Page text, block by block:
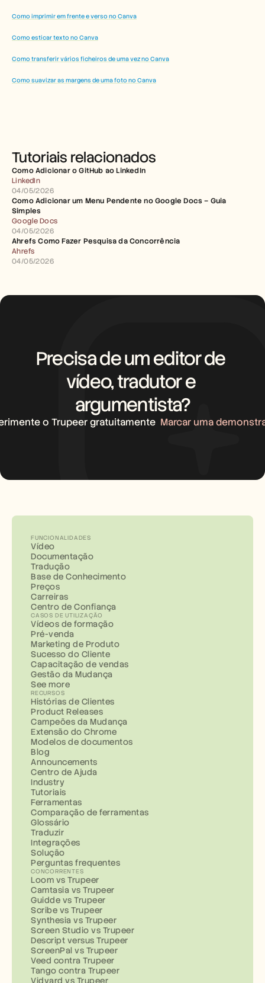
Como imprimir em frente e verso no Canva
Como esticar texto no Canva
Como transferir vários ficheiros de uma vez no Canva
Como suavizar as margens de uma foto no Canva
Tutoriais relacionados
Como Adicionar o GitHub ao LinkedIn
LinkedIn
04/05/2026
Como Adicionar um Menu Pendente no Google Docs – Guia
Simples
Google Docs
04/05/2026
Ahrefs Como Fazer Pesquisa da Concorrência
Ahrefs
04/05/2026
Precisa de um editor de
vídeo, tradutor e
argumentista?
o Trupeer gratuitamente Marcar uma
FUNCIONALIDADES
Vídeo
Documentação
Tradução
Base de Conhecimento
Preços
Carreiras
Centro de Confiança
CASOS DE UTILIZAÇÃO
Vídeos de formação
Pré-venda
Marketing de Produto
Sucesso do Cliente
Capacitação de vendas
Gestão da Mudança
See more
RECURSOS
Histórias de Clientes
Product Releases
Campeões da Mudança
Extensão do Chrome
Modelos de documentos
Blog
Announcements
Centro de Ajuda
Industry
Tutoriais
Ferramentas
Comparação de ferramentas
Glossário
Traduzir
Integrações
Solução
Perguntas frequentes
CONCORRENTES
Loom vs Trupeer
Camtasia vs Trupeer
Guidde vs Trupeer
Scribe vs Trupeer
Synthesia vs Trupeer
Screen Studio vs Trupeer
Descript versus Trupeer
ScreenPal vs Trupeer
Veed contra Trupeer
Tango contra Trupeer
Vidyard vs Trupeer